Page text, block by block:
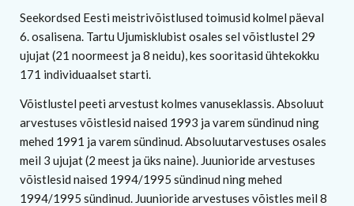
Seekordsed Eesti meistrivõistlused toimusid kolmel päeval
6. osalisena. Tartu Ujumisklubist osales sel võistlustel 29
ujujat (21 noormeest ja 8 neidu), kes sooritasid ühtekokku
171 individuaalset starti.
Võistlustel peeti arvestust kolmes vanuseklassis. Absoluut
arvestuses võistlesid naised 1993 ja varem sündinud ning
mehed 1991 ja varem sündinud. Absoluutarvestuses osales
meil 3 ujujat (2 meest ja üks naine). Juunioride arvestuses
võistlesid naised 1994/1995 sündinud ning mehed
1994/1995 sündinud. Juunioride arvestuses võistles meil 8